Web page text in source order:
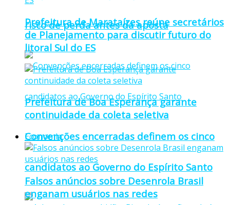
risco de perda antes da aposta
Convenções encerradas definem os cinco
candidatos ao Governo do Espírito Santo
Prefeitura de Marataízes reúne secretários
de Planejamento para discutir futuro do
litoral Sul do ES
Prefeitura de Boa Esperança garante
continuidade da coleta seletiva
Economia
Falsos anúncios sobre Desenrola Brasil
enganam usuários nas redes